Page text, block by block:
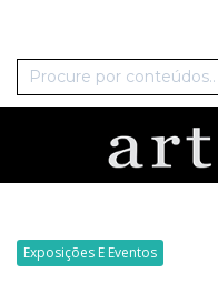
Exposições E Eventos